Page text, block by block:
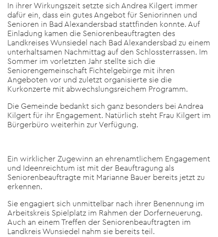
In ihrer Wirkungszeit setzte sich Andrea Kilgert immer
dafür ein, dass ein gutes Angebot für Seniorinnen und
Senioren in Bad Alexandersbad stattfinden konnte. Auf
Einladung kamen die Seniorenbeauftragten des
Landkreises Wunsiedel nach Bad Alexandersbad zu einem
unterhaltsamen Nachmittag auf den Schlossterrassen. Im
Sommer im vorletzten Jahr stellte sich die
Seniorengemeinschaft Fichtelgebirge mit ihren
Angeboten vor und zuletzt organisierte sie die
Kurkonzerte mit abwechslungsreichem Programm.
Die Gemeinde bedankt sich ganz besonders bei Andrea
Kilgert für ihr Engagement. Natürlich steht Frau Kilgert im
Bürgerbüro weiterhin zur Verfügung.
Ein wirklicher Zugewinn an ehrenamtlichem Engagement
und Ideenreichtum ist mit der Beauftragung als
Seniorenbeauftragte mit Marianne Bauer bereits jetzt zu
erkennen.
Sie engagiert sich unmittelbar nach ihrer Benennung im
Arbeitskreis Spielplatz im Rahmen der Dorferneuerung.
Auch an einem Treffen der Seniorenbeauftragten im
Landkreis Wunsiedel nahm sie bereits teil.